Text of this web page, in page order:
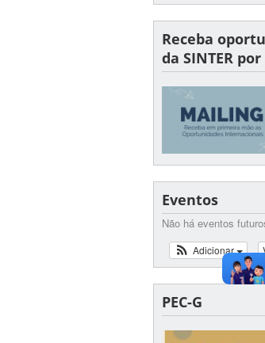
Receba
da SINTER
Eventos
Não há eventos
Adicionar
PEC-G